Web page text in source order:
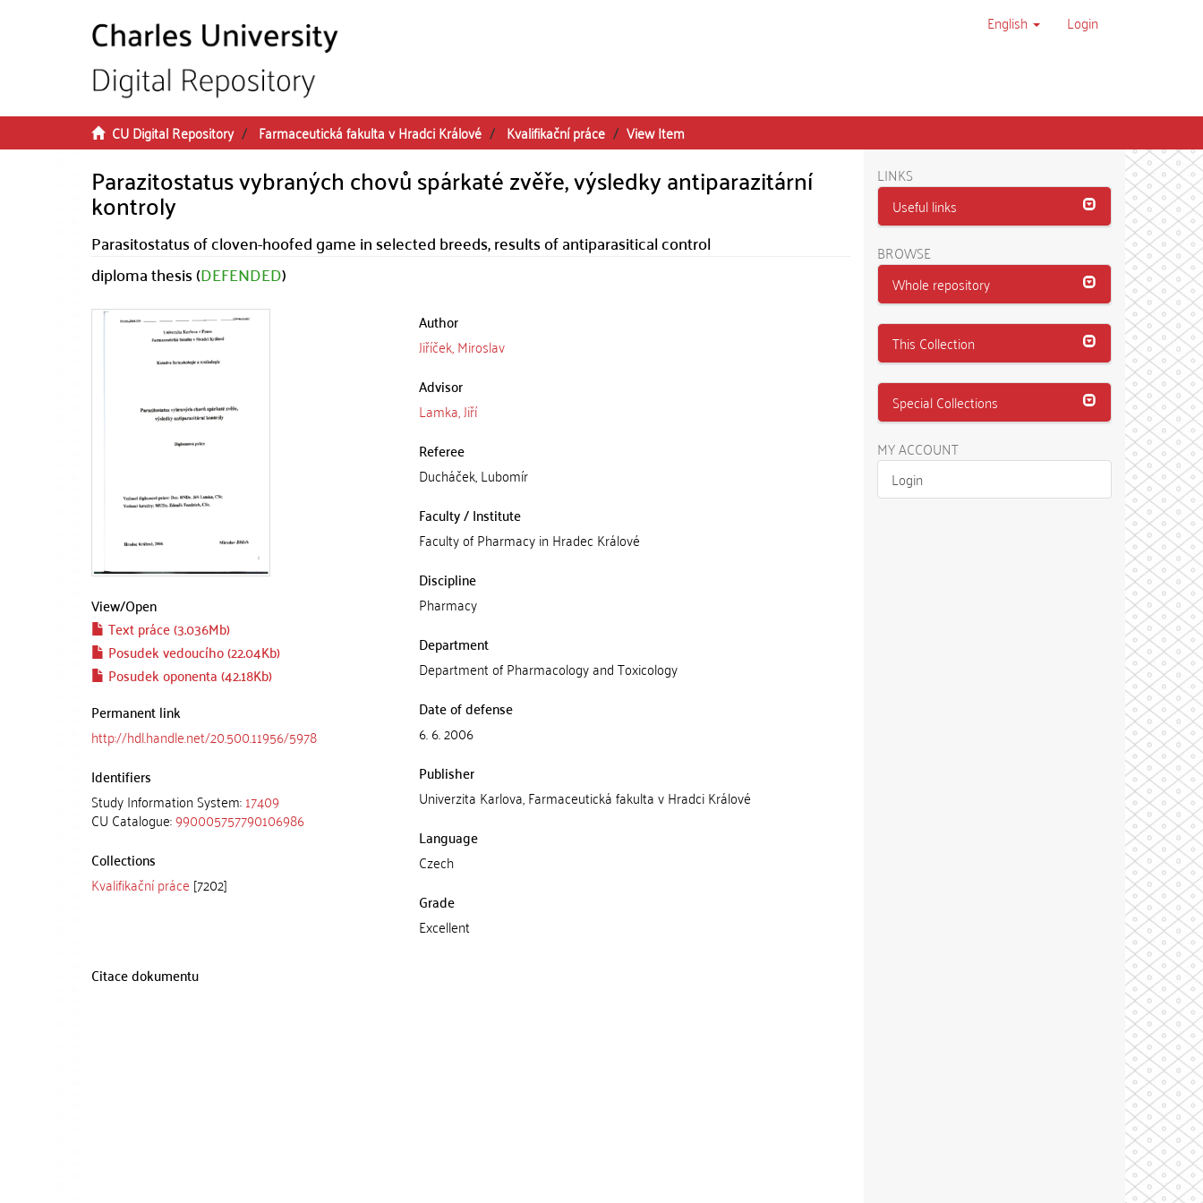
English Login
CU Digital Repository Farmaceutická fakulta v Hradci Králové Kvalifikační práce View Item
Parazitostatus vybraných chovů spárkaté zvěře, výsledky antiparazitární
kontroly
Parasitostatus of cloven-hoofed game in selected breeds, results of antiparasitical control
diploma thesis (DEFENDED)
View/Open
Text práce (3.036Mb)
Posudek vedoucího (22.04Kb)
Posudek oponenta (42.18Kb)
Permanent link
http://hdl.handle.net/20.500.11956/5978
Identifiers
Study Information System:17409
CU Catalogue:990005757790106986
Collections
Kvalifikační práce [7202]
Author
Jiříček, Miroslav
Advisor
Lamka, Jiří
Referee
Ducháček, Lubomír
Faculty / Institute
Faculty of Pharmacy in Hradec Králové
Discipline
Pharmacy
Department
Department of Pharmacology and Toxicology
Date of defense
6. 6. 2006
Publisher
Univerzita Karlova, Farmaceutická fakulta v Hradci Králové
Language
Czech
Grade
Excellent
Citace dokumentu
LINKS
Useful links
BROWSE
Whole repository
This Collection
Special Collections
MY ACCOUNT
Login